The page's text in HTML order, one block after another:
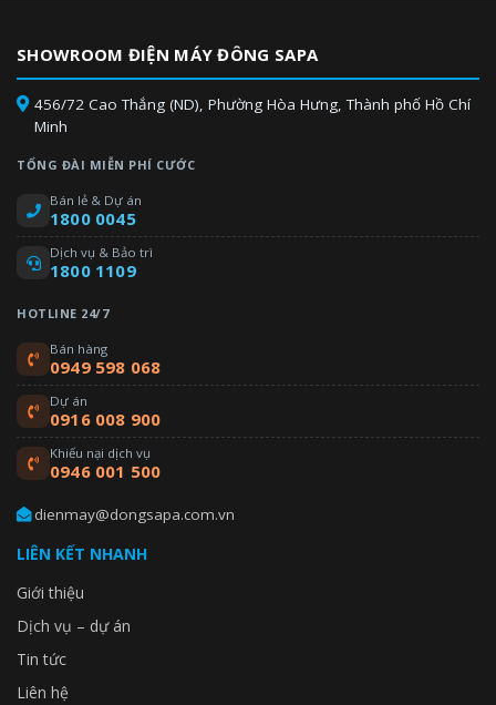
SHOWROOM ĐIỆN MÁY ĐÔNG SAPA
456/72 Cao Thắng (ND), Phường Hòa Hưng, Thành phố Hồ Chí
Minh
TỔNG ĐÀI MIỄN PHÍ CƯỚC
Bán lẻ & Dự án
1800 0045
Dịch vụ & Bảo trì
1800 1109
HOTLINE 24/7
Bán hàng
0949 598 068
Dự án
0916 008 900
Khiếu nại dịch vụ
0946 001 500
dienmay@dongsapa.com.vn
LIÊN KẾT NHANH
Giới thiệu
Dịch vụ – dự án
Tin tức
Liên hệ